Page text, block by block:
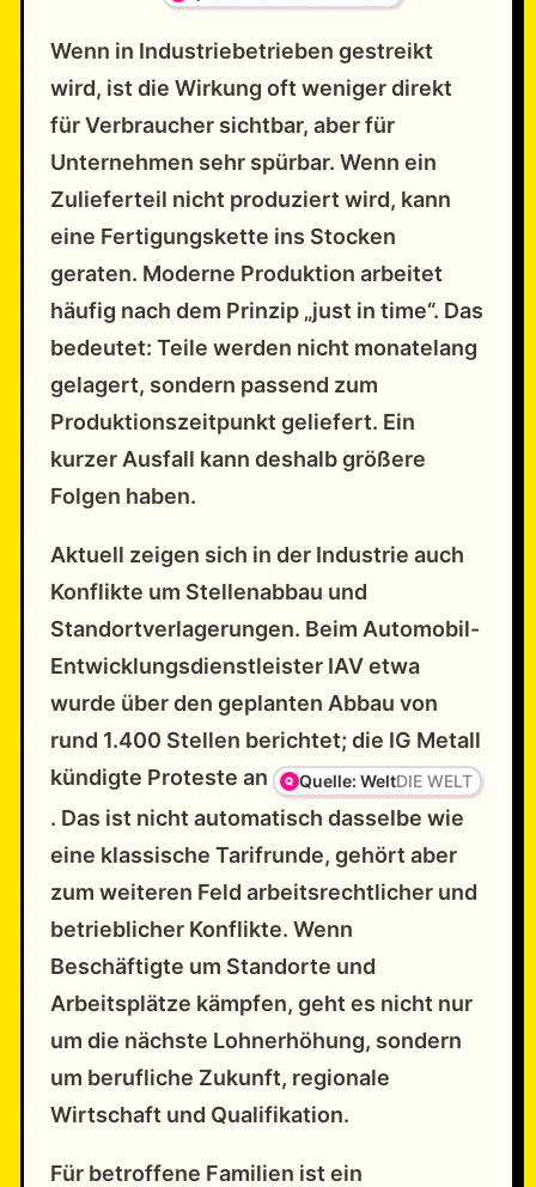
Wenn in Industriebetrieben gestreikt
wird, ist die Wirkung oft weniger direkt
für Verbraucher sichtbar, aber für
Unternehmen sehr spürbar. Wenn ein
Zulieferteil nicht produziert wird, kann
eine Fertigungskette ins Stocken
geraten. Moderne Produktion arbeitet
häufig nach dem Prinzip „just in time“. Das
bedeutet: Teile werden nicht monatelang
gelagert, sondern passend zum
Produktionszeitpunkt geliefert. Ein
kurzer Ausfall kann deshalb größere
Folgen haben.
Aktuell zeigen sich in der Industrie auch
Konflikte um Stellenabbau und
Standortverlagerungen. Beim Automobil-
Entwicklungsdienstleister IAV etwa
wurde über den geplanten Abbau von
rund 1.400 Stellen berichtet; die IG Metall
kündigte Proteste an
Quelle: WeltDIE WELT
. Das ist nicht automatisch dasselbe wie
eine klassische Tarifrunde, gehört aber
zum weiteren Feld arbeitsrechtlicher und
betrieblicher Konflikte. Wenn
Beschäftigte um Standorte und
Arbeitsplätze kämpfen, geht es nicht nur
um die nächste Lohnerhöhung, sondern
um berufliche Zukunft, regionale
Wirtschaft und Qualifikation.
Für betroffene Familien ist ein